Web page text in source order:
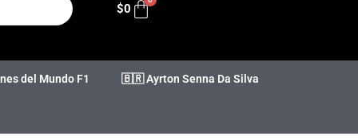
$0
del Mundo F1 🇧🇷 Ayrton Senna Da Silva